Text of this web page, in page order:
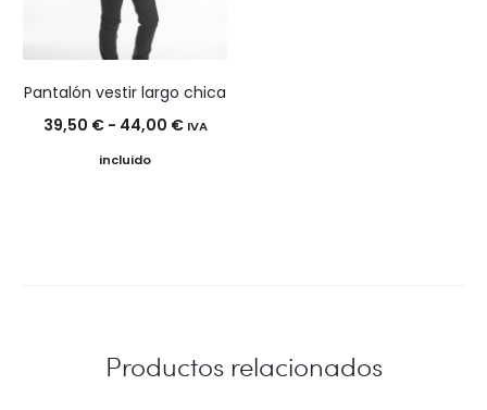
Pantalón vestir largo chica
39,50 € - 44,00 €Rango
IVA
incluido
Productos relacionados